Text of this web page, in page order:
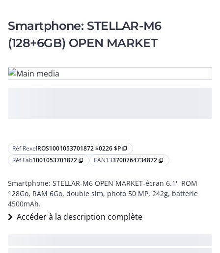
Smartphone: STELLAR-M6
(128+6GB) OPEN MARKET
Réf RexelROS1001053701872 $0226 $P content_copy
Réf Fab1001053701872 content_copy EAN133700764734872 content_copy
Smartphone: STELLAR-M6 OPEN MARKET-écran 6.1', ROM
128Go, RAM 6Go, double sim, photo 50 MP, 242g, batterie
4500mAh.
Accéder à la description complète